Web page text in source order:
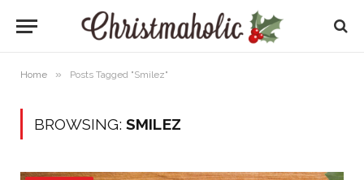
Home » Posts Tagged "Smilez"
BROWSING: SMILEZ